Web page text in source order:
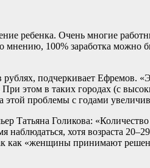
ребенка. Очень многие
мнению, 100% заработка можно
подчеркивает Ефремов.
этом в таких городах (с
этой проблемы с годами
Татьяна Голикова:
хотя возраста
как «женщины принимают